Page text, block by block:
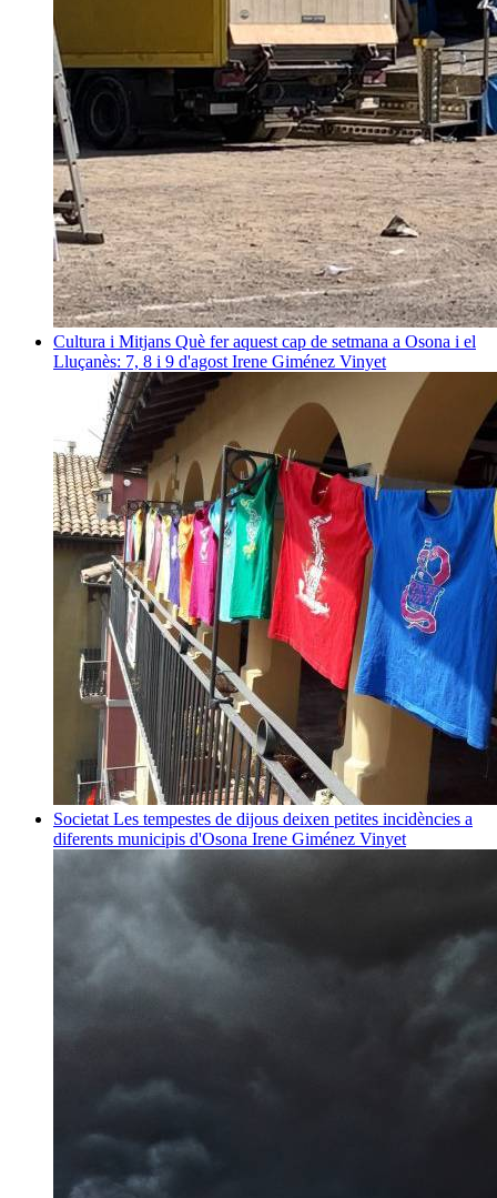
Cultura i Mitjans Què fer aquest cap de setmana a Osona i el
Lluçanès: 7, 8 i 9 d'agost Irene Giménez Vinyet
Societat Les tempestes de dijous deixen petites incidències a
diferents municipis d'Osona Irene Giménez Vinyet